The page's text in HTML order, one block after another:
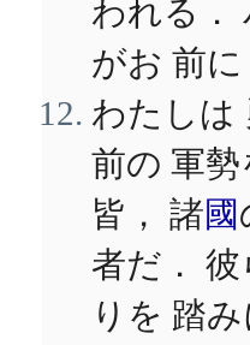
われる．
がお 前に
わたしは
前の 軍
皆， 諸國
者だ．
りを 踏